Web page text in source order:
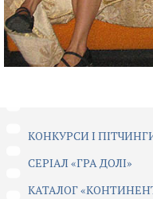
КОНКУРСИ І
CЕРІАЛ «ГРА ДОЛІ»
КАТАЛОГ